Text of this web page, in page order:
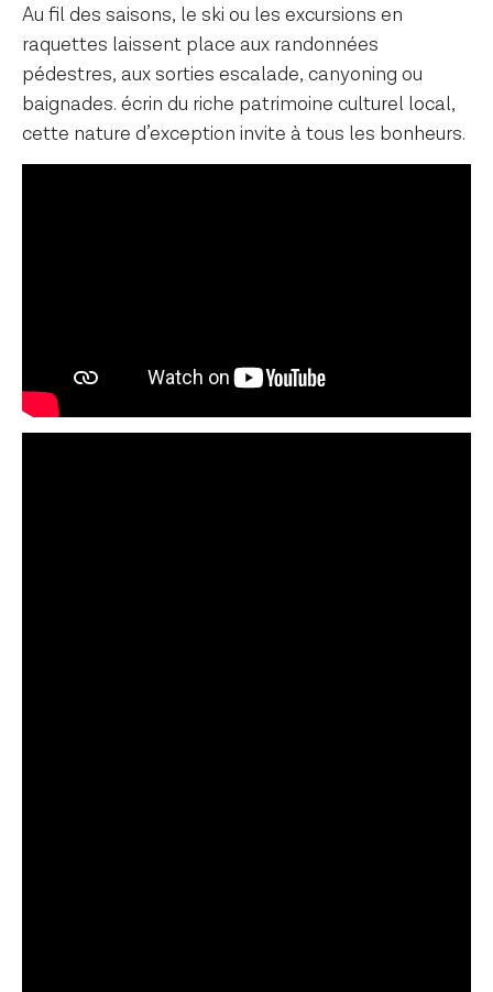
Au fil des saisons, le ski ou les excursions en
raquettes laissent place aux randonnées
pédestres, aux sorties escalade, canyoning ou
baignades. écrin du riche patrimoine culturel local,
cette nature d’exception invite à tous les bonheurs.